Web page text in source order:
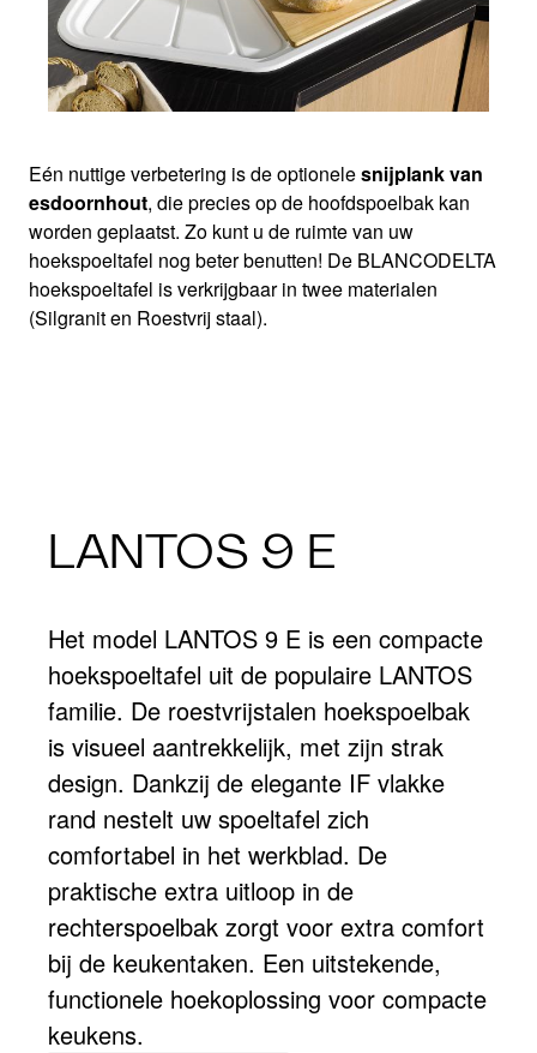
Eén nuttige verbetering is de optionelesnijplank van
esdoornhout, die precies op de hoofdspoelbak kan
worden geplaatst. Zo kunt u de ruimte van uw
hoekspoeltafel nog beter benutten! De BLANCODELTA
hoekspoeltafel is verkrijgbaar in twee materialen
(Silgranit en Roestvrij staal).
LANTOS 9 E
Het model LANTOS 9 E is een compacte
hoekspoeltafel uit de populaire LANTOS
familie. De roestvrijstalen hoekspoelbak
is visueel aantrekkelijk, met zijn strak
design. Dankzij de elegante IF vlakke
rand nestelt uw spoeltafel zich
comfortabel in het werkblad. De
praktische extra uitloop in de
rechterspoelbak zorgt voor extra comfort
bij de keukentaken. Een uitstekende,
functionele hoekoplossing voor compacte
keukens.